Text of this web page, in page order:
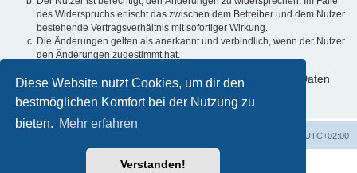
Diese Website nutzt Cookies, um dir den
bestmöglichen Komfort bei der Nutzung zu
bieten. Mehr erfahren
Verstanden!
des Widerspruchs erlischt das zwischen dem Betreiber und dem Nutzer
bestehende Vertragsverhältnis mit sofortiger Wirkung.
Die Änderungen gelten als anerkannt und verbindlich, wenn der Nutzer
den Änderungen zugestimmt hat.
Informationen über den Umgang mit deinen persönlichen Daten
sind in der Datenschutzerklärung enthalten.
UTC+02:00
Powered byphpBB® Forum Software © phpBB Limited